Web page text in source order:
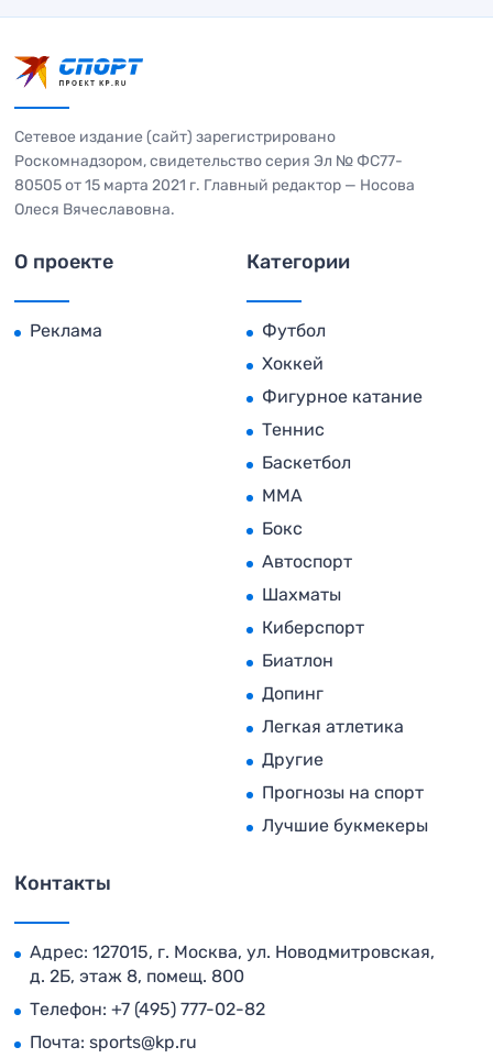
Сетевое издание (сайт) зарегистрировано
Роскомнадзором, свидетельство серия Эл № ФС77-
80505 от 15 марта 2021 г. Главный редактор — Носова
Олеся Вячеславовна.
О проекте
Реклама
Категории
Футбол
Хоккей
Фигурное катание
Теннис
Баскетбол
MMA
Бокс
Автоспорт
Шахматы
Киберспорт
Биатлон
Допинг
Легкая атлетика
Другие
Прогнозы на спорт
Лучшие букмекеры
Контакты
Адрес: 127015, г. Москва, ул. Новодмитровская,
д. 2Б, этаж 8, помещ. 800
Телефон: +7 (495) 777-02-82
Почта: sports@kp.ru